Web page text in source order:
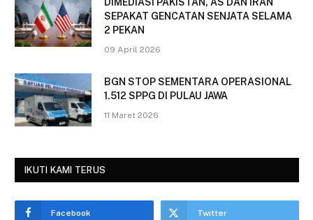
SEPAKAT GENCATAN SENJATA SELAMA
2 PEKAN
09 April 2026
BGN STOP SEMENTARA OPERASIONAL
1.512 SPPG DI PULAU JAWA
11 Maret 2026
IKUTI KAMI TERUS
Facebook Twitter